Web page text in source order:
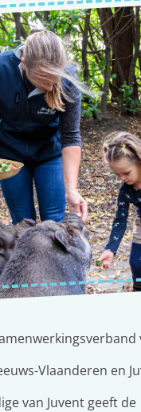
Vlaanderen en
van Juvent geeft de